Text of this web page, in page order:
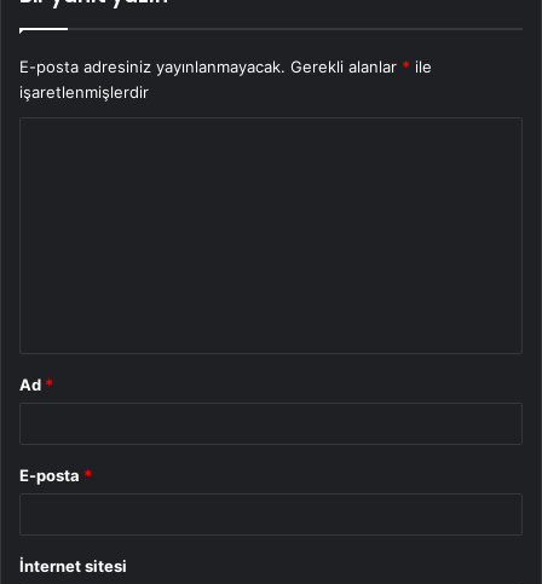
E-posta adresiniz yayınlanmayacak. Gerekli alanlar * ile
işaretlenmişlerdir
Ad *
E-posta *
İnternet sitesi